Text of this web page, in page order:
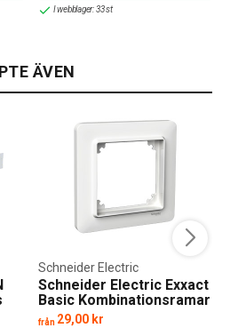
I webblager: 33 st
ÄVEN
Schneider Electric Exxact
Basic Kombinationsramar
Schneider Electric
från 29,00 kr